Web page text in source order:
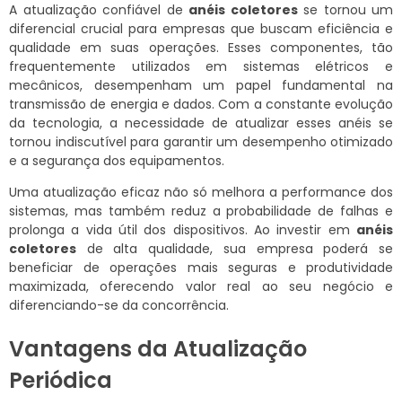
A atualização confiável de anéis coletoresse tornou um
diferencial crucial para empresas que buscam eficiência e
qualidade em suas operações. Esses componentes, tão
frequentemente utilizados em sistemas elétricos e
mecânicos, desempenham um papel fundamental na
transmissão de energia e dados. Com a constante evolução
da tecnologia, a necessidade de atualizar esses anéis se
tornou indiscutível para garantir um desempenho otimizado
e a segurança dos equipamentos.
Uma atualização eficaz não só melhora a performance dos
sistemas, mas também reduz a probabilidade de falhas e
prolonga a vida útil dos dispositivos. Ao investir em anéis
coletores de alta qualidade, sua empresa poderá se
beneficiar de operações mais seguras e produtividade
maximizada, oferecendo valor real ao seu negócio e
diferenciando-se da concorrência.
Vantagens da Atualização
Periódica